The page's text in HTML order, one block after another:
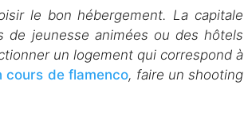
le bon hébergement. La capitale
de jeunesse animées ou des hôtels
un logement qui correspond à
cours de flamenco, faire un shooting